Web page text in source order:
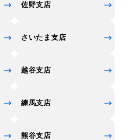
佐野支店
さいたま支店
越谷支店
練馬支店
熊谷支店